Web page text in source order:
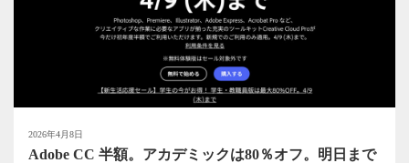
2026年4月8日
Adobe CC 半額。アカデミックは80％オフ。明日まで